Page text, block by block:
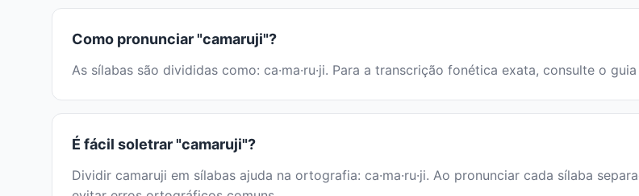
Como pronunciar "camaruji"?
As sílabas são divididas como: ca·ma·ru·ji. Para a transcrição fonética exata, consulte o
É fácil soletrar "camaruji"?
Dividir camaruji em sílabas ajuda na ortografia: ca·ma·ru·ji. Ao pronunciar cada sílaba